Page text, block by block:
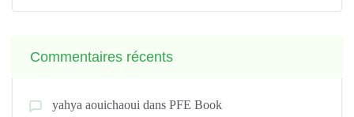
Commentaires récents
yahya aouichaoui dans PFE Book